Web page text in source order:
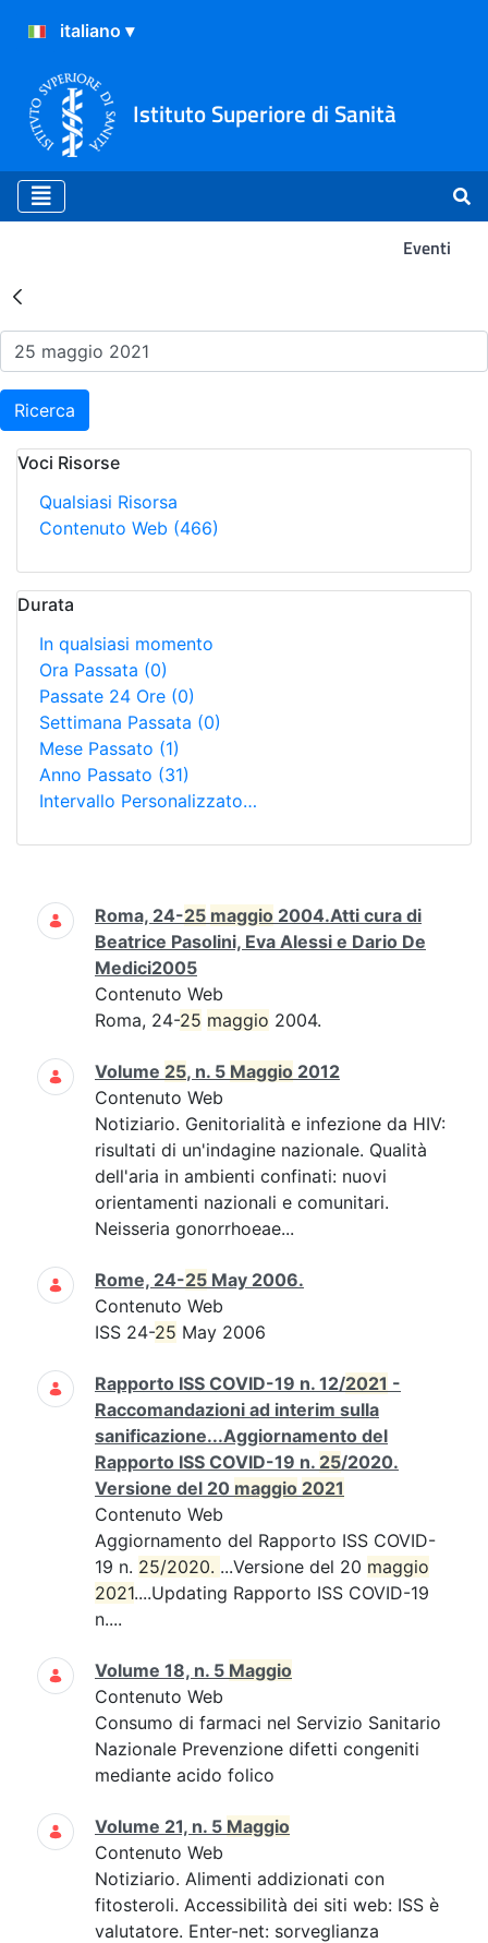
Istituto Superiore di Sanità
Eventi
Risultati della Ricerca -
Ricerca
Voci Risorse
Qualsiasi Risorsa
Contenuto Web (466)
Durata
In qualsiasi momento
Ora Passata (0)
Passate 24 Ore (0)
Settimana Passata (0)
Mese Passato (1)
Anno Passato (31)
Intervallo Personalizzato…
Ricerca
Roma, 24-25 maggio 2004.Atti cura di
Beatrice Pasolini, Eva Alessi e Dario De
Medici2005
Contenuto Web
Roma, 24-25 maggio 2004.
Volume 25, n. 5 Maggio 2012
Contenuto Web
Notiziario. Genitorialità e infezione da HIV:
risultati di un'indagine nazionale. Qualità
dell'aria in ambienti confinati: nuovi
orientamenti nazionali e comunitari.
Neisseria gonorrhoeae...
Rome, 24-25 May 2006.
Contenuto Web
ISS 24-25 May 2006
Rapporto ISS COVID-19 n. 12/2021 -
Raccomandazioni ad interim sulla
sanificazione...Aggiornamento del
Rapporto ISS COVID-19 n. 25/2020.
Versione del 20 maggio 2021
Contenuto Web
Aggiornamento del Rapporto ISS COVID-
19 n. 25/2020. ...Versione del 20 maggio
2021....Updating Rapporto ISS COVID-19
n....
Volume 18, n. 5 Maggio
Contenuto Web
Consumo di farmaci nel Servizio Sanitario
Nazionale Prevenzione difetti congeniti
mediante acido folico
Volume 21, n. 5 Maggio
Contenuto Web
Notiziario. Alimenti addizionati con
fitosteroli. Accessibilità dei siti web: ISS è
valutatore. Enter-net: sorveglianza